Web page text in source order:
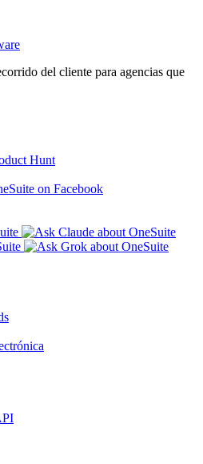
del cliente para agencias que